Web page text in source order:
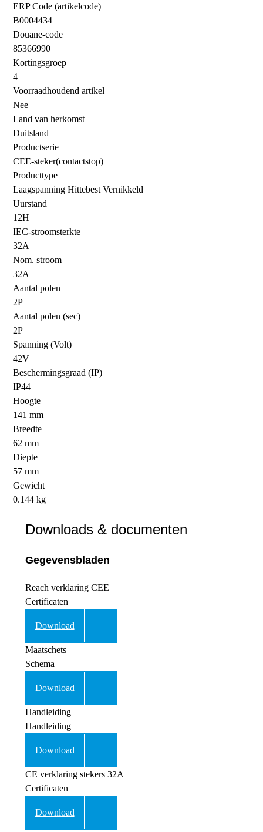
ERP Code (artikelcode)
B0004434
Douane-code
85366990
Kortingsgroep
4
Voorraadhoudend artikel
Nee
Land van herkomst
Duitsland
Productserie
CEE-steker(contactstop)
Producttype
Laagspanning Hittebest Vernikkeld
Uurstand
12H
IEC-stroomsterkte
32A
Nom. stroom
32A
Aantal polen
2P
Aantal polen (sec)
2P
Spanning (Volt)
42V
Beschermingsgraad (IP)
IP44
Hoogte
141 mm
Breedte
62 mm
Diepte
57 mm
Gewicht
0.144 kg
Downloads & documenten
Gegevensbladen
Reach verklaring CEE
Certificaten
Download
Maatschets
Schema
Download
Handleiding
Handleiding
Download
CE verklaring stekers 32A
Certificaten
Download